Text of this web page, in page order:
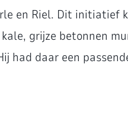
en Riel. Dit initiatief
grijze betonnen
had daar een